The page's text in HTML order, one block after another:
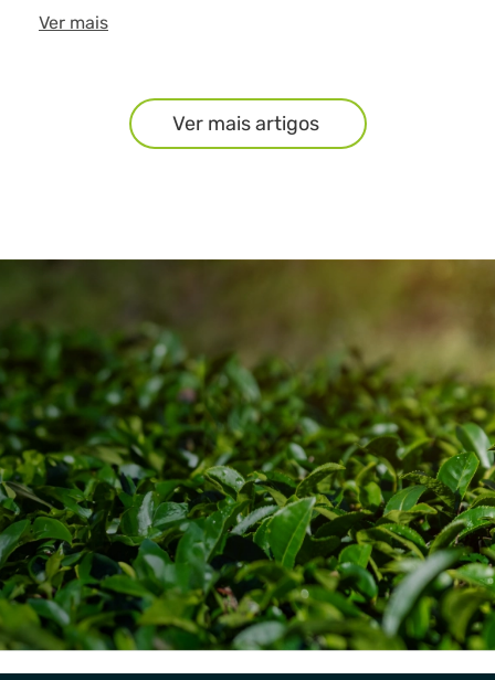
Ver mais
Ver mais artigos